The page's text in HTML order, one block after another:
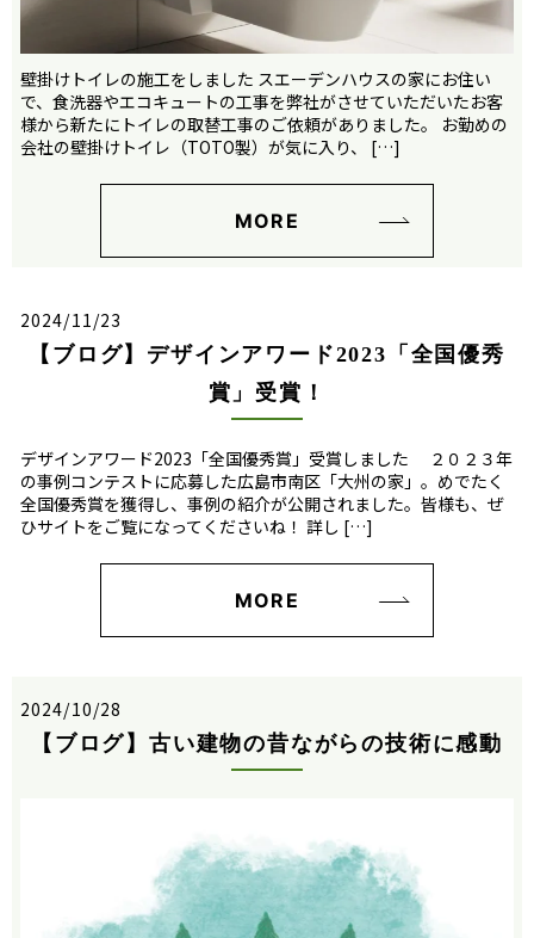
壁掛けトイレの施工をしました スエーデンハウスの家にお住い
で、食洗器やエコキュートの工事を弊社がさせていただいたお客
様から新たにトイレの取替工事のご依頼がありました。 お勤めの
会社の壁掛けトイレ（TOTO製）が気に入り、 […]
MORE
2024/11/23
【ブログ】デザインアワード2023「全国優秀
賞」受賞！
デザインアワード2023「全国優秀賞」受賞しました ２０２３年
の事例コンテストに応募した広島市南区「大州の家」。めでたく
全国優秀賞を獲得し、事例の紹介が公開されました。皆様も、ぜ
ひサイトをご覧になってくださいね！ 詳し […]
MORE
2024/10/28
【ブログ】古い建物の昔ながらの技術に感動